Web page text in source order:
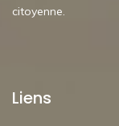
citoyenne.
Liens